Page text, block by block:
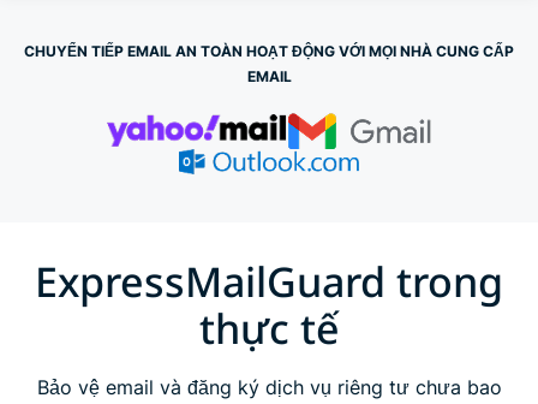
ExpressMailGuard trong thực tế
Tại sao nên sử dụng ExpressMailGuard?
Các tính năng của ExpressMailGuard
Câu hỏi thường gặp
CHUYỂN TIẾP EMAIL AN TOÀN HOẠT ĐỘNG VỚI MỌI NHÀ CUNG CẤP
EMAIL
ExpressMailGuard trong
thực tế
Bảo vệ email và đăng ký dịch vụ riêng tư chưa bao